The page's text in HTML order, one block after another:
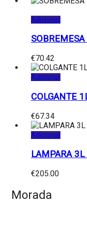
Adicionar
€70.42
Adicionar
COLGANTE
€67.34
Adicionar
LAMPARA
€205.00
Morada